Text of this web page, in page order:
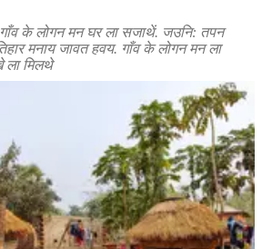
के लोगन मन घर ला सजाथें. जउनि: तपन
मनाय जावत हवय. गाँव के लोगन मन ला
ला मिलथे